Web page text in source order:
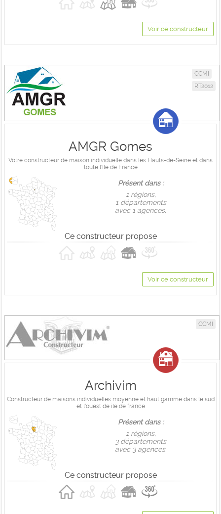
Voir ce constructeur
CCMI
RT2012
AMGR Gomes
Votre constructeur de maison individuelle dans les Hauts-de-Seine et dans
toute l'Ile de France
Présent dans :
1 règions,
1 départements
avec 1 agences.
Ce constructeur propose
Voir ce constructeur
CCMI
Archivim
Constructeur de maisons individuelles moyenne et haut gamme dans le sud
et l'ouest de ile de france
Présent dans :
1 règions,
3 départements
avec 3 agences.
Ce constructeur propose